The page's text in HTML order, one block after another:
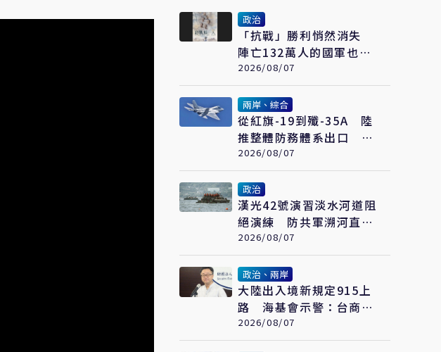
政治
「抗戰」勝利悄然消失
陣亡132萬人的國軍也開
始跟著賴清德喊「終戰」
了
2026/08/07
兩岸、綜合
從紅旗-19到殲-35A 陸
推整體防務體系出口 巴
基斯坦成首要合作案例
2026/08/07
政治
漢光42號演習淡水河道阻
絕演練 防共軍溯河直取
台北
2026/08/07
政治、兩岸
大陸出入境新規定915上
路 海基會示警：台商也
可能受影響
2026/08/07